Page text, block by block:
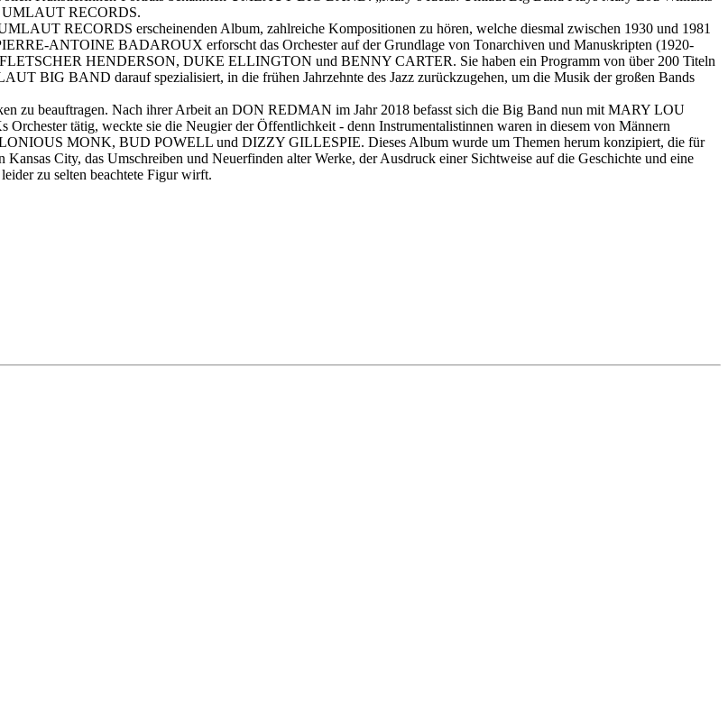
UMLAUT RECORDS.
RECORDS erscheinenden Album, zahlreiche Kompositionen zu hören, welche diesmal zwischen 1930 und 1981
ANTOINE BADAROUX erforscht das Orchester auf der Grundlage von Tonarchiven und Manuskripten (1920-
FLETSCHER HENDERSON, DUKE ELLINGTON und BENNY CARTER. Sie haben ein Programm von über 200 Titeln
BIG BAND darauf spezialisiert, in die frühen Jahrzehnte des Jazz zurückzugehen, um die Musik der großen Bands
zu beauftragen. Nach ihrer Arbeit an DON REDMAN im Jahr 2018 befasst sich die Big Band nun mit MARY LOU
tätig, weckte sie die Neugier der Öffentlichkeit - denn Instrumentalistinnen waren in diesem von Männern
MONK, BUD POWELL und DIZZY GILLESPIE. Dieses Album wurde um Themen herum konzipiert, die für
City, das Umschreiben und Neuerfinden alter Werke, der Ausdruck einer Sichtweise auf die Geschichte und eine
zu selten beachtete Figur wirft.